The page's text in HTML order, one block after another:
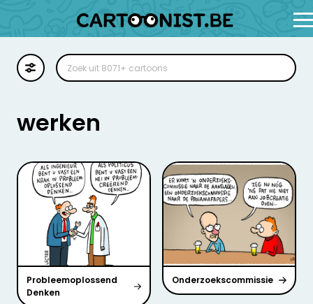
Illustratie
Zoekplaat
Stockillustratie
Strip
werken
Probleemoplossend
Denken
Onderzoekscommissie